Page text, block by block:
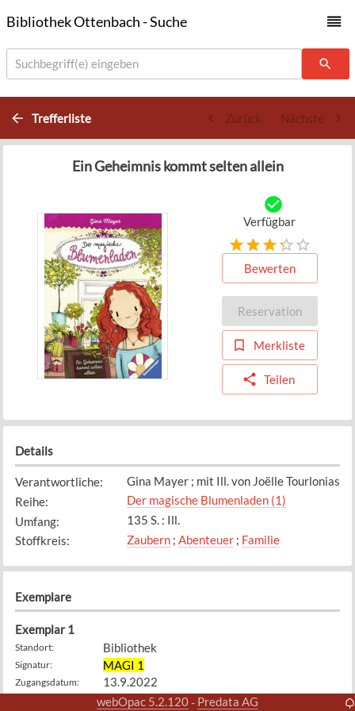
Bibliothek Ottenbach - Suche
Suchbegriff(e) eingeben
Trefferliste Zurück Nächste
Ein Geheimnis kommt selten allein
Verfügbar
Bewerten
Reservation
Merkliste
Teilen
Details
Verantwortliche:
Gina Mayer ; mit Ill. von Joëlle Tourlonias
Reihe:
Der magische Blumenladen (1)
Umfang:
135 S. : Ill.
Stoffkreis: Zaubern; Abenteuer; Familie
Exemplare
Exemplar 1
Standort: Bibliothek
Signatur: MAGI 1
Zugangsdatum: 13.9.2022
Verfügbar
webOpac 5.2.120- Predata AG